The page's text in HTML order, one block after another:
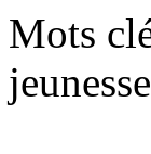
Mots